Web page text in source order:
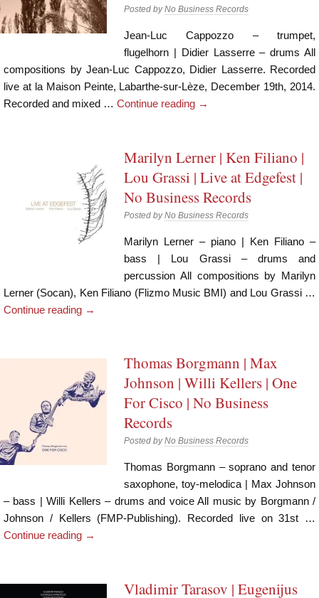
Posted byNo Business Records
Jean-Luc Cappozzo – trumpet,
flugelhorn | Didier Lasserre – drums All
compositions by Jean-Luc Cappozzo, Didier Lasserre. Recorded
live at la Maison Peinte, Labarthe-sur-Lèze, December 19th, 2014.
Recorded and mixed … Continue reading →
Marilyn Lerner | Ken Filiano |
Lou Grassi | Live at Edgefest |
No Business Records
Posted byNo Business Records
Marilyn Lerner – piano | Ken Filiano –
bass | Lou Grassi – drums and
percussion All compositions by Marilyn
Lerner (Socan), Ken Filiano (Flizmo Music BMI) and Lou Grassi …
Continue reading →
Thomas Borgmann | Max
Johnson | Willi Kellers | One
For Cisco | No Business
Records
Posted byNo Business Records
Thomas Borgmann – soprano and tenor
saxophone, toy-melodica | Max Johnson
– bass | Willi Kellers – drums and voice All music by Borgmann /
Johnson / Kellers (FMP-Publishing). Recorded live on 31st …
Continue reading →
Vladimir Tarasov | Eugenijus